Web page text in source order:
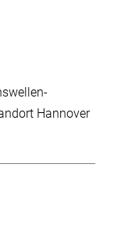
Hannover